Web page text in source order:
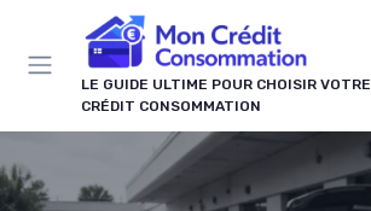
LE GUIDE ULTIME POUR CHOISIR VOTRE
CRÉDIT CONSOMMATION
Panneau de gestion des cookies